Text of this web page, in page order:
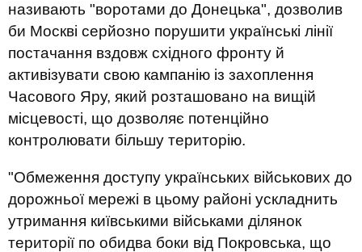
називають "воротами до Донецька", дозволив
би Москві серйозно порушити українські лінії
постачання вздовж східного фронту й
активізувати свою кампанію із захоплення
Часового Яру, який розташовано на вищій
місцевості, що дозволяє потенційно
контролювати більшу територію.
"Обмеження доступу українських військових до
дорожньої мережі в цьому районі ускладнить
утримання київськими військами ділянок
території по обидва боки від Покровська, що